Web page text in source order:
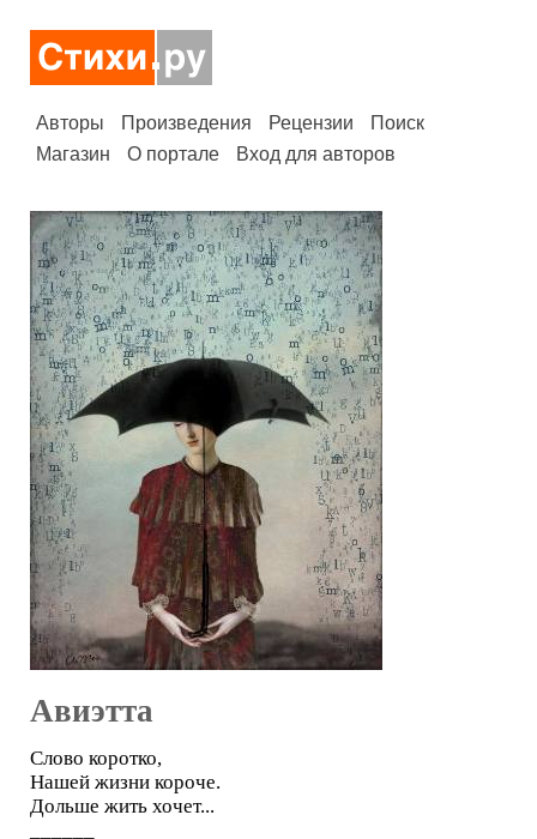
Авторы Произведения Рецензии
Поиск
Магазин
О портале Вход для авторов
Авиэтта
Слово коротко,
Нашей жизни короче.
Дольше жить хочет...